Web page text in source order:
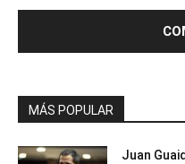
MÁS POPULAR
Juan